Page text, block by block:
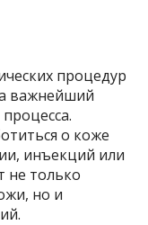
процедур
важнейший
о коже
инъекций или
не только
но и